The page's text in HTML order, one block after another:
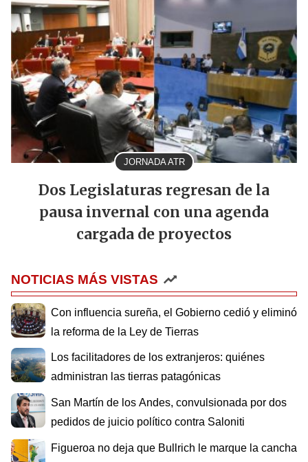
JORNADA ATR
Dos Legislaturas regresan de la
pausa invernal con una agenda
cargada de proyectos
NOTICIAS MÁS VISTAS
Con influencia sureña, el Gobierno cedió y eliminó
la reforma de la Ley de Tierras
Los facilitadores de los extranjeros: quiénes
administran las tierras patagónicas
San Martín de los Andes, convulsionada por dos
pedidos de juicio político contra Saloniti
Figueroa no deja que Bullrich le marque la cancha